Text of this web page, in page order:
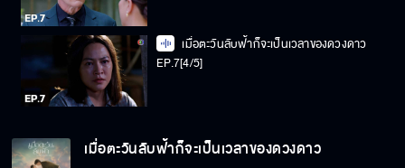
เมื่อตะวันลับฟ้าก็จะเป็นเวลาของดวงดาว
EP.7[4/5]
EP.7[5/5]
เมื่อตะวันลับฟ้าก็จะเป็นเวลาของดวงดาว